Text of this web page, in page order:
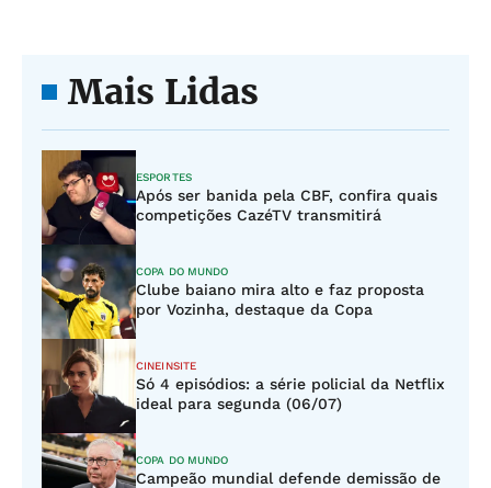
Mais Lidas
ESPORTES
Após ser banida pela CBF, confira quais
competições CazéTV transmitirá
COPA DO MUNDO
Clube baiano mira alto e faz proposta
por Vozinha, destaque da Copa
CINEINSITE
Só 4 episódios: a série policial da Netflix
ideal para segunda (06/07)
COPA DO MUNDO
Campeão mundial defende demissão de